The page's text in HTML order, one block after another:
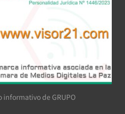
informativo de GRUPO